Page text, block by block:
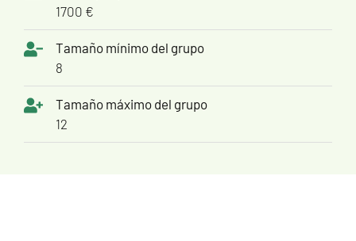
1700 €
Tamaño mínimo del grupo
8
Tamaño máximo del grupo
12